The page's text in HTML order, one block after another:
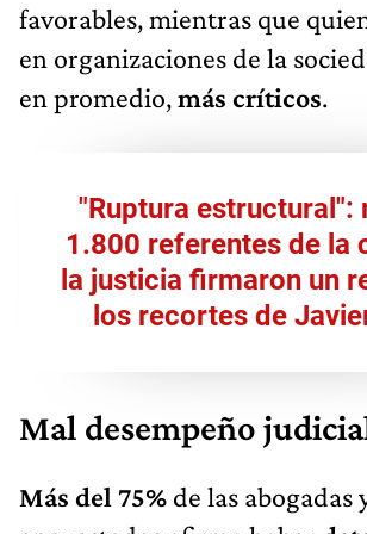
favorables, mientras que
en organizaciones de la
en promedio,más críticos.
"Ruptura estructural":
1.800 referentes de la
la justicia firmaron un
los recortes de
Mal desempeño
Más del 75% de las abogadas